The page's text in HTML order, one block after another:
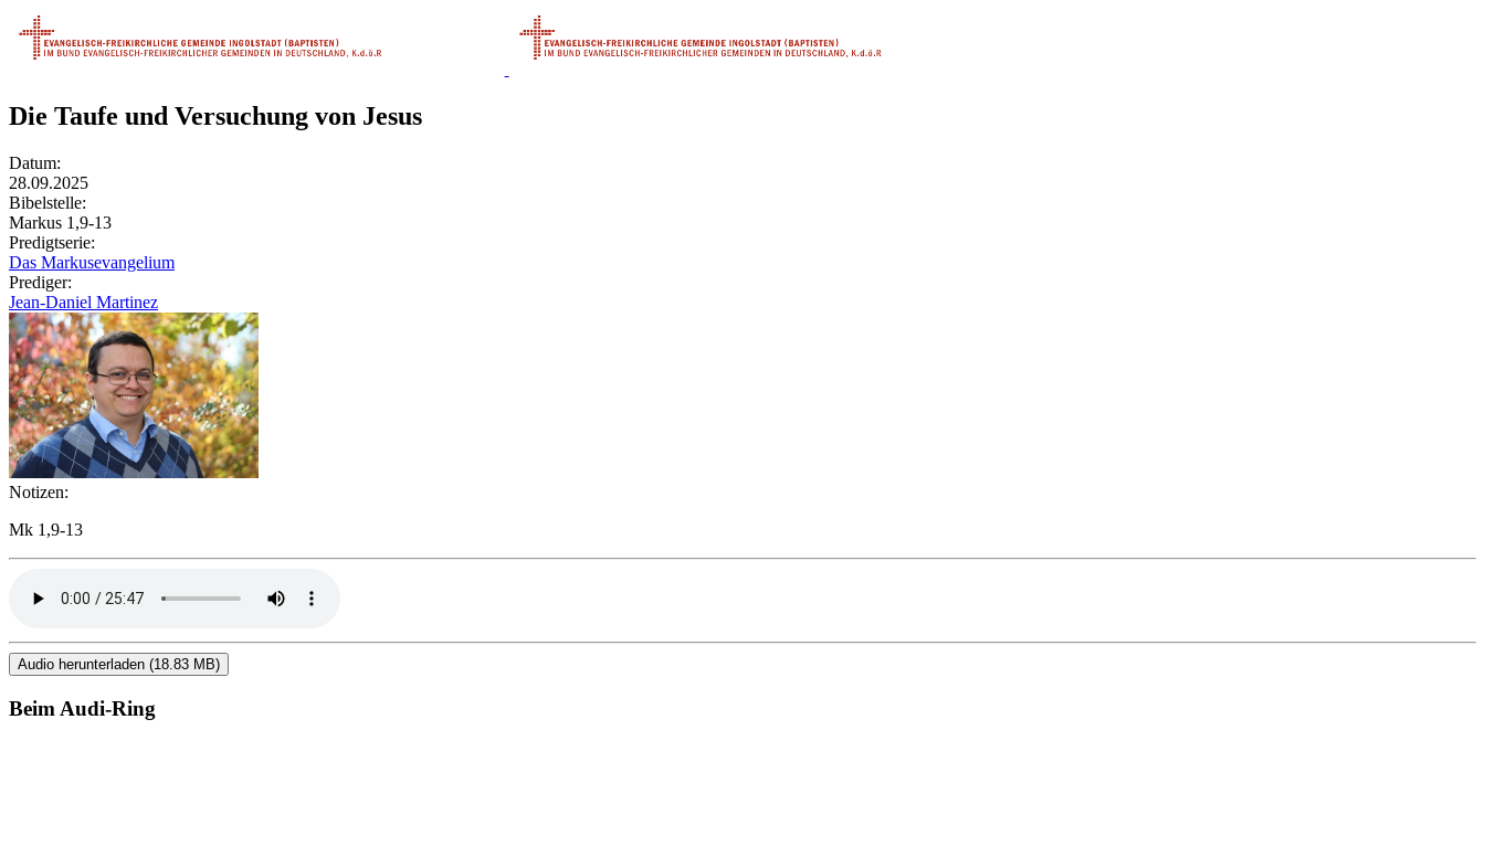
Die Taufe und Versuchung von Jesus
Datum:
28.09.2025
Bibelstelle:
Markus 1,9-13
Predigtserie:
Das Markusevangelium
Prediger:
Jean-Daniel Martinez
Notizen:
Mk 1,9-13
Audio herunterladen (18.83 MB)
Beim Audi-Ring